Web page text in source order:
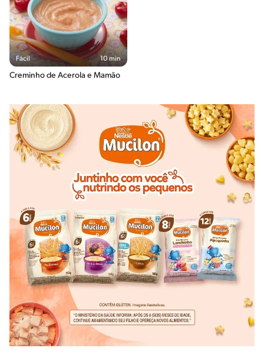
Fácil 10 min
Creminho de Acerola e Mamão